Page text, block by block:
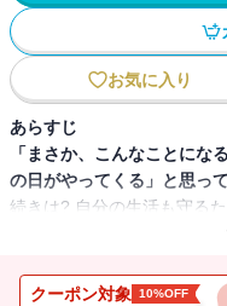
お気に入り
あらすじ
「まさか、こんなことにな
の日がやってくる」と思っ
続きは? 自分の生活も守る
設、サービス、医療、相続
クーポン対象 10%OFF